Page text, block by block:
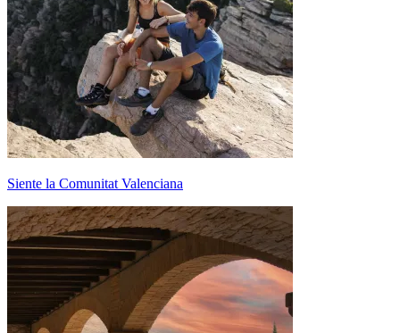
Siente la Comunitat Valenciana